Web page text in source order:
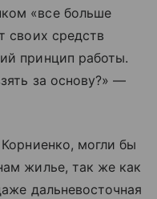
«все больше
своих средств
принцип работы.
за основу?» —
могли бы
жилье, так же как
дальневосточная